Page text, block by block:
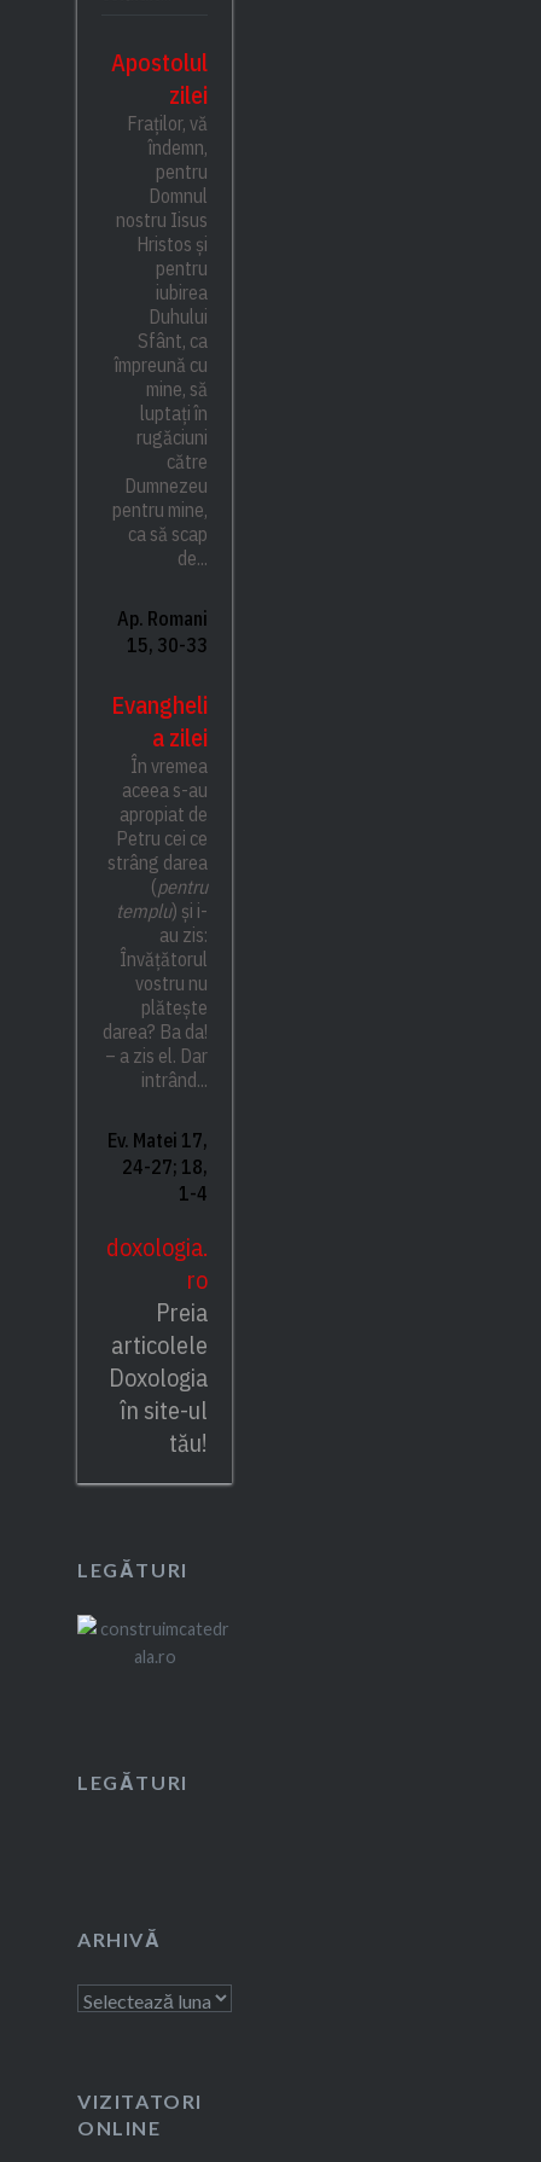
Apostolul
zilei
Fraților, vă
îndemn,
pentru
Domnul
nostru Iisus
Hristos și
pentru
iubirea
Duhului
Sfânt, ca
împreună cu
mine, să
luptați în
rugăciuni
către
Dumnezeu
pentru mine,
ca să scap
de...
Ap. Romani
15, 30-33
Evangheli
a zilei
În vremea
aceea s-au
apropiat de
Petru cei ce
strâng darea
(pentru
templu) și i-
au zis:
Învățătorul
vostru nu
plătește
darea? Ba da!
– a zis el. Dar
intrând...
Ev. Matei 17,
24-27; 18,
1-4
doxologia.
ro
Preia
articolele
Doxologia
în site-ul
tău!
LEGĂTURI
LEGĂTURI
ARHIVĂ
Arhivă
VIZITATORI
ONLINE